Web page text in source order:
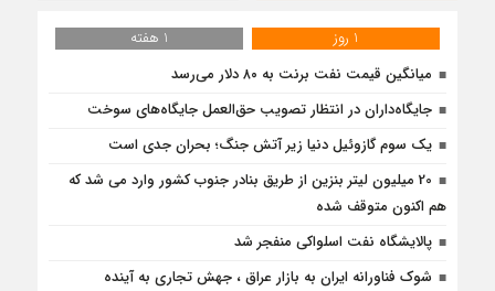
1 روز
1 هفته
میانگین قیمت نفت برنت به ۸۰ دلار می‌رسد
جایگاه‌داران در انتظار تصویب حق‌العمل جایگاه‌های سوخت
یک سوم گازوئیل دنیا زیر آتش جنگ؛ بحران جدی است
20 میلیون لیتر بنزین از طریق بنادر جنوب کشور وارد می شد که
هم اکنون متوقف شده
پالایشگاه نفت اسلواکی منفجر شد
شوک فناورانه ایران به بازار عراق ، جهش تجاری به آینده